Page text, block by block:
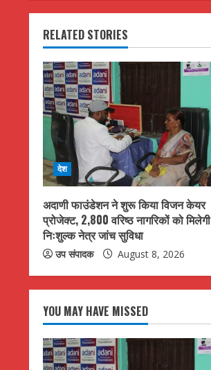
t
i
n
u
e
R
e
a
d
i
n
g
RELATED STORIES
देश
अदाणी फाउंडेशन ने शुरू किया विजन केयर
प्रोजेक्ट, 2,800 वरिष्ठ नागरिकों को मिलेगी
निःशुल्क नेत्र जांच सुविधा
उप संपादक August 8, 2026
YOU MAY HAVE MISSED